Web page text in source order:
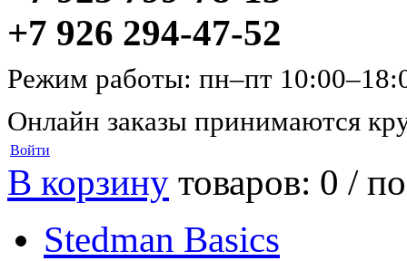
+7 926 294-47-52
Режим работы: пн–пт
Онлайн заказы принимаются
Войти
В корзину товаров: 0 /
Stedman Basics